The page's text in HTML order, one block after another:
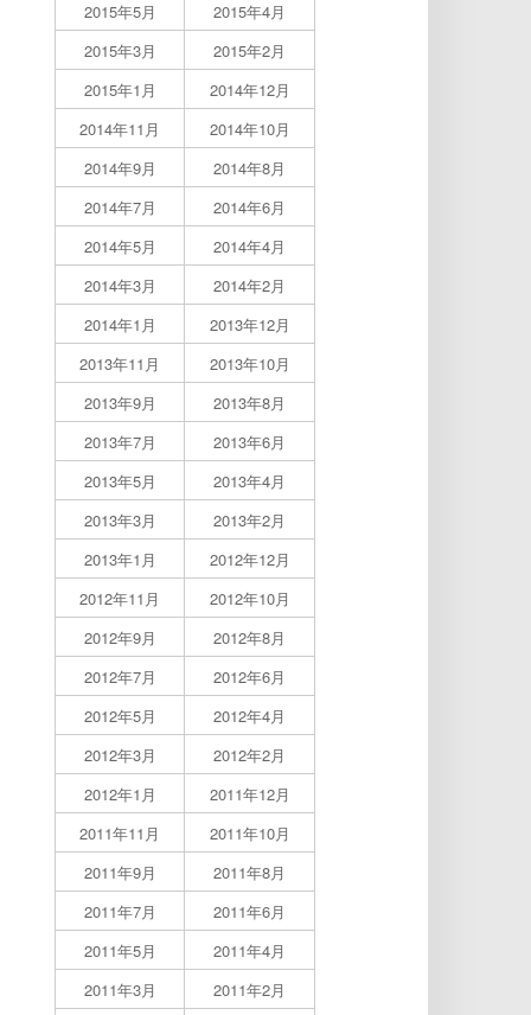
2015年5月
2015年4月
2015年3月
2015年2月
2015年1月
2014年12月
2014年11月
2014年10月
2014年9月
2014年8月
2014年7月
2014年6月
2014年5月
2014年4月
2014年3月
2014年2月
2014年1月
2013年12月
2013年11月
2013年10月
2013年9月
2013年8月
2013年7月
2013年6月
2013年5月
2013年4月
2013年3月
2013年2月
2013年1月
2012年12月
2012年11月
2012年10月
2012年9月
2012年8月
2012年7月
2012年6月
2012年5月
2012年4月
2012年3月
2012年2月
2012年1月
2011年12月
2011年11月
2011年10月
2011年9月
2011年8月
2011年7月
2011年6月
2011年5月
2011年4月
2011年3月
2011年2月